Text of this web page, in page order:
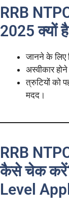
RRB
2025 क्यों
जानने के लिए
अस्वीकार होने
त्रुटियों को
मदद।
RRB
कैसे चेक
Level